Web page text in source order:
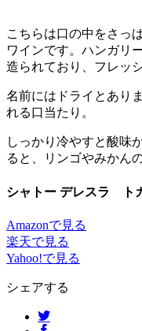
こちらは口の中をさっ
ワインです。ハンガリ
造られており、フレッ
名前にはドライとあり
れる口当たり。
しっかり冷やすと酸味
ると、リンゴやみかん
シャトー デレスラ ト
Amazonで見る
楽天で見る
Yahoo!で見る
シェアする